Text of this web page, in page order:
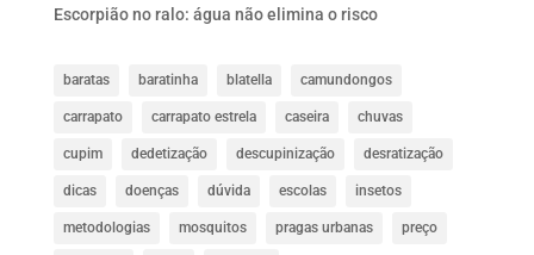
Escorpião no ralo: água não elimina o risco
baratas baratinha blatella camundongos
carrapato carrapato estrela caseira chuvas
cupim dedetização descupinização desratização
dicas doenças dúvida escolas insetos
metodologias mosquitos pragas urbanas preço